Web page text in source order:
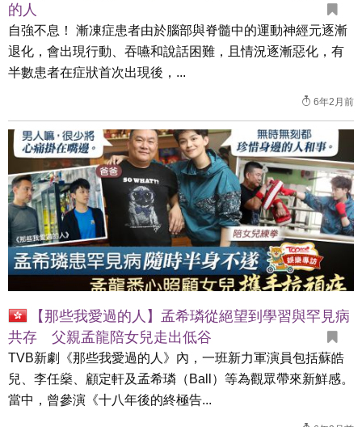
的人
自強不息！ 漸凍症患者由於腦部與脊髓中的運動神經元逐漸
退化，會出現行動、吞嚥和說話困難，且情況逐漸惡化，有
半數患者在症狀首次出現後，...
6年2月前
【那些我愛過的人】孟希璘從絕望到學習與罕見病
共存 父親孟龍陪女兒走出低谷
TVB新劇《那些我愛過的人》內，一班新力軍演員包括蘇皓
兒、李任燊、顧定軒及孟希璘（Ball）等為觀眾帶來新鮮感。
當中，曾參演《十八年後的終極告...